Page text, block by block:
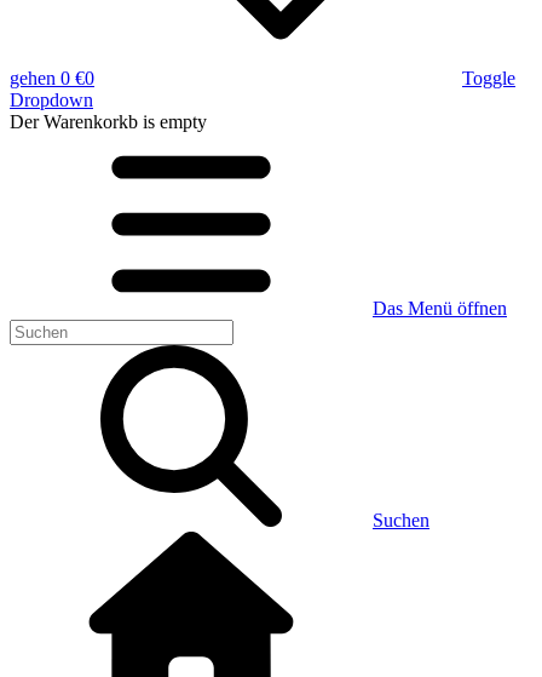
gehen 0 €0
Toggle
Dropdown
Der Warenkorkb is empty
Das Menü öffnen
Suchen